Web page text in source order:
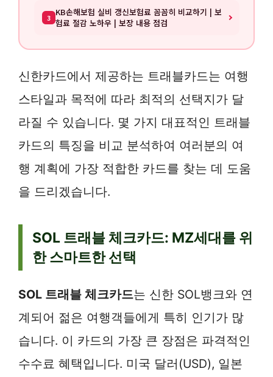
3 KB손해보험 실비 갱신보험료 꼼꼼히 비교하기 | 보
험료 절감 노하우 | 보장 내용 점검
신한카드에서 제공하는 트래블카드는 여행
스타일과 목적에 따라 최적의 선택지가 달
라질 수 있습니다. 몇 가지 대표적인 트래블
카드의 특징을 비교 분석하여 여러분의 여
행 계획에 가장 적합한 카드를 찾는 데 도움
을 드리겠습니다.
SOL 트래블 체크카드: MZ세대를 위
한 스마트한 선택
SOL 트래블 체크카드는 신한 SOL뱅크와 연
계되어 젊은 여행객들에게 특히 인기가 많
습니다. 이 카드의 가장 큰 장점은 파격적인
수수료 혜택입니다. 미국 달러(USD), 일본